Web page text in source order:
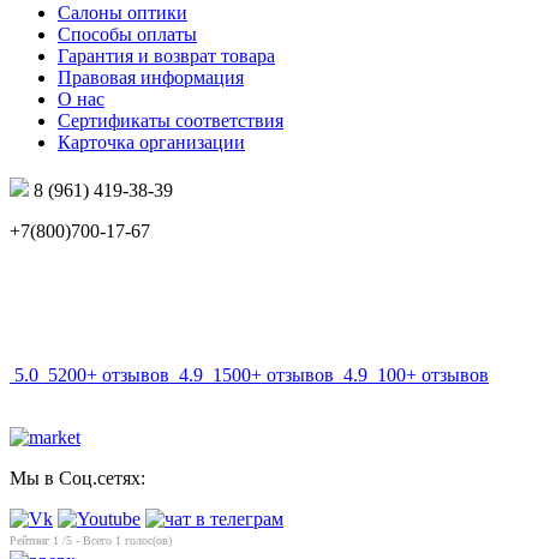
Салоны оптики
Способы оплаты
Гарантия и возврат товара
Правовая информация
О нас
Сертификаты соответствия
Карточка организации
8 (961) 419-38-39
+7(800)700-17-67
5.0 5200+ отзывов 4.9 1500+ отзывов 4.9 100+ отзывов
Мы в Соц.сетях:
Рейтинг 1 /5 - Всего 1 голос(ов)